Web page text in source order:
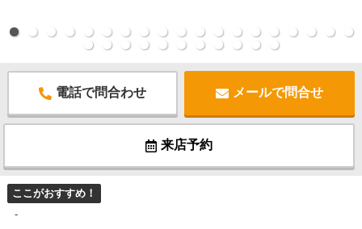
電話で問合わせ メールで問合せ
来店予約
ここがおすすめ！
-